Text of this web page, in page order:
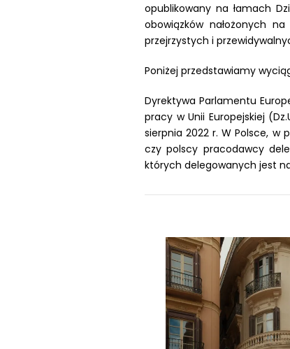
opublikowany na łamach
obowiązków nałożonych
przejrzystych i
Poniżej przedstawiamy
Dyrektywa Parlamentu
pracy w Unii Europejskiej
sierpnia 2022 r. W Polsce, w
czy polscy pracodawcy
których delegowanych jest